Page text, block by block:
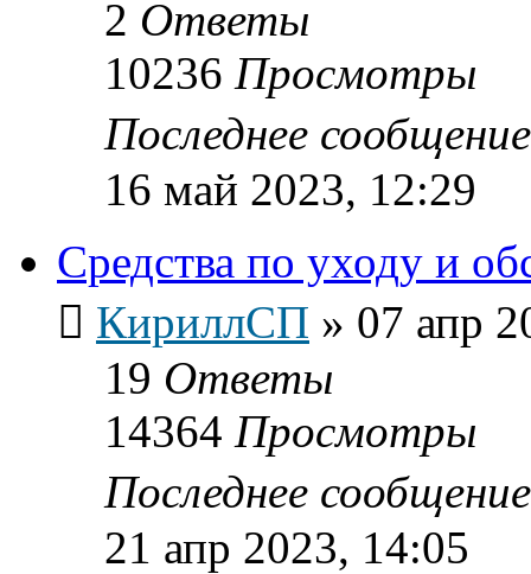
2 Ответы
10236 Просмотры
Последнее
16 май 2023, 12:29
Средства по уходу и
КириллСП » 07 апр
19 Ответы
14364 Просмотры
Последнее
21 апр 2023, 14:05